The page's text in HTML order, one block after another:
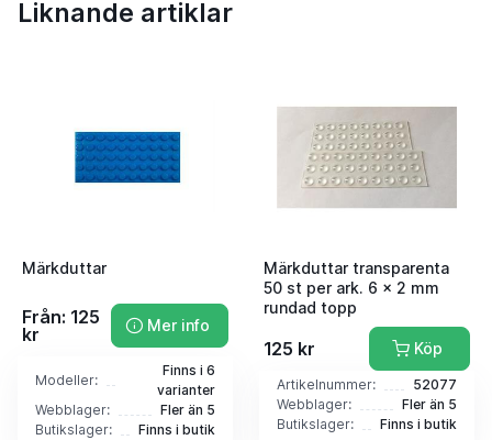
Liknande artiklar
Märkduttar
Från: 125
kr
Mer info
Modeller:
Finns i 6
varianter
Webblager:
Fler än 5
Butikslager:
Finns i butik
Märkduttar transparenta
50 st per ark. 6 x 2 mm
rundad topp
125 kr Köp
Artikelnummer:
52077
Webblager:
Fler än 5
Butikslager:
Finns i butik